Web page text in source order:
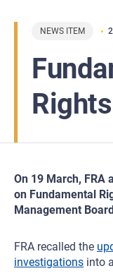
NEWS ITEM
On 19 March, FRA
on Fundamental
Management
FRA recalled the
investigations into